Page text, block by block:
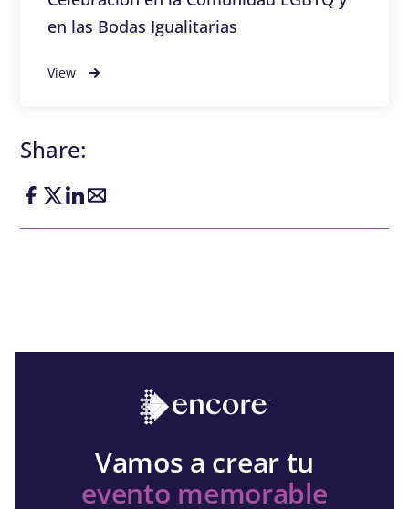
en las Bodas Igualitarias
View
Share:
Vamos a crear tu
evento memorable